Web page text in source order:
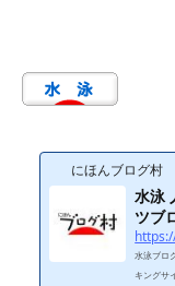
にほんブログ村
水泳
ツブ
水泳ブロ
キングサ